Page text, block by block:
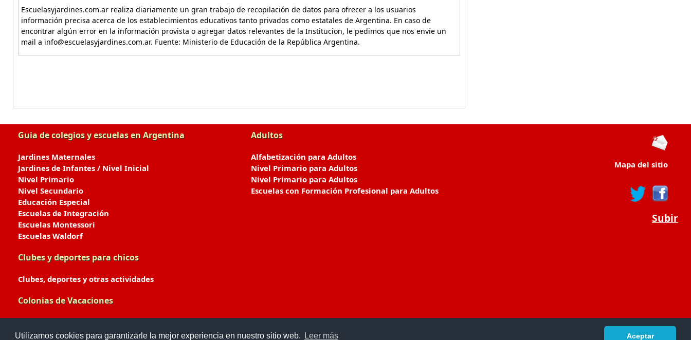
Utilizamos cookies para garantizarle la mejor experiencia en nuestro sitio web. Leer más Aceptar
Escuelasyjardines.com.ar realiza diariamente un gran trabajo de recopilación de datos para ofrecer a los usuarios
información precisa acerca de los establecimientos educativos tanto privados como estatales de Argentina. En caso de
encontrar algún error en la información provista o agregar datos relevantes de la Institucion, le pedimos que nos envíe un
mail a info@escuelasyjardines.com.ar. Fuente: Ministerio de Educación de la República Argentina.
Guia de colegios y escuelas en Argentina
Jardines Maternales
Jardines de Infantes / Nivel Inicial
Nivel Primario
Nivel Secundario
Educación Especial
Escuelas de Integración
Escuelas Montessori
Escuelas Waldorf
Clubes y deportes para chicos
Clubes, deportes y otras actividades
Colonias de Vacaciones
Adultos
Alfabetización para Adultos
Nivel Primario para Adultos
Nivel Primario para Adultos
Escuelas con Formación Profesional para Adultos
Mapa del sitio
Subir